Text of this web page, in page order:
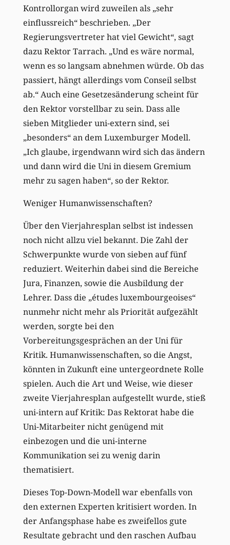
Kontrollorgan wird zuweilen als „sehr
einflussreich“ beschrieben. „Der
Regierungsvertreter hat viel Gewicht“, sagt
dazu Rektor Tarrach. „Und es wäre normal,
wenn es so langsam abnehmen würde. Ob das
passiert, hängt allerdings vom Conseil selbst
ab.“ Auch eine Gesetzesänderung scheint für
den Rektor vorstellbar zu sein. Dass alle
sieben Mitglieder uni-extern sind, sei
„besonders“ an dem Luxemburger Modell.
„Ich glaube, irgendwann wird sich das ändern
und dann wird die Uni in diesem Gremium
mehr zu sagen haben“, so der Rektor.
Weniger Humanwissenschaften?
Über den Vierjahresplan selbst ist indessen
noch nicht allzu viel bekannt. Die Zahl der
Schwerpunkte wurde von sieben auf fünf
reduziert. Weiterhin dabei sind die Bereiche
Jura, Finanzen, sowie die Ausbildung der
Lehrer. Dass die „études luxembourgeoises“
nunmehr nicht mehr als Priorität aufgezählt
werden, sorgte bei den
Vorbereitungsgesprächen an der Uni für
Kritik. Humanwissenschaften, so die Angst,
könnten in Zukunft eine untergeordnete Rolle
spielen. Auch die Art und Weise, wie dieser
zweite Vierjahresplan aufgestellt wurde, stieß
uni-intern auf Kritik: Das Rektorat habe die
Uni-Mitarbeiter nicht genügend mit
einbezogen und die uni-interne
Kommunikation sei zu wenig darin
thematisiert.
Dieses Top-Down-Modell war ebenfalls von
den externen Experten kritisiert worden. In
der Anfangsphase habe es zweifellos gute
Resultate gebracht und den raschen Aufbau